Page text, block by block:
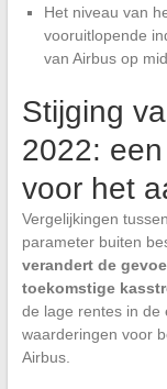
Het niveau van
vooruitlopende
van Airbus op
Stijging
2022:
voor het
Vergelijkingen
parameter buiten
verandert de
toekomstige
de lage rentes in de
waarderingen voor
Airbus.